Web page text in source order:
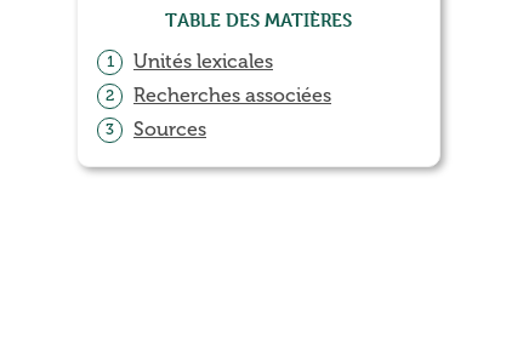
Table des matières
1 Unités lexicales
2 Recherches associées
3 Sources